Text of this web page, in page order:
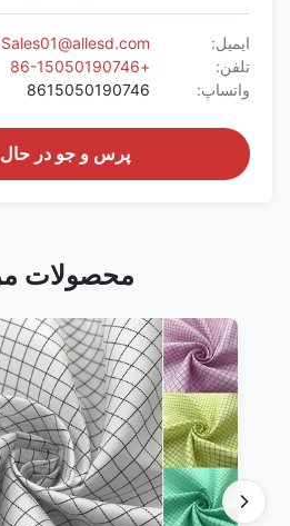
ایمیل:
Sales01@allesd.com
تلفن:
+86-15050190746
واتساپ:
8615050190746
پرس و جو در
محصولات